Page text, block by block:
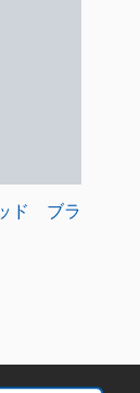
ド ブラ